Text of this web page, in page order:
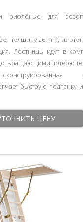
рифлёные для
толщину 26 mm, из
Лестницы идут в
потерю
быструю подгонку
ЦЕНУ